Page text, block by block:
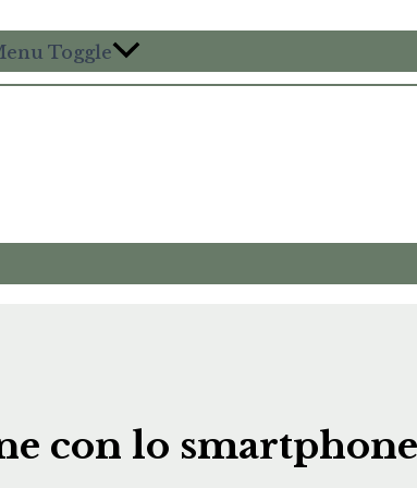
Toggle
con lo smartphone